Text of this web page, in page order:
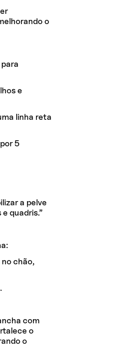
o
e
linha reta
5
a pelve
quadris.”
no chão,
com
o
o